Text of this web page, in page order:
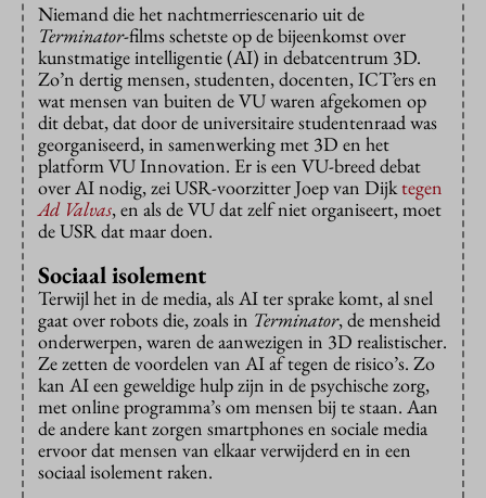
Niemand die het nachtmerriescenario uit de
Terminator-films schetste op de bijeenkomst over
kunstmatige intelligentie (AI) in debatcentrum 3D.
Zo’n dertig mensen, studenten, docenten, ICT’ers en
wat mensen van buiten de VU waren afgekomen op
dit debat, dat door de universitaire studentenraad was
georganiseerd, in samenwerking met 3D en het
platform VU Innovation. Er is een VU-breed debat
over AI nodig, zei USR-voorzitter Joep van Dijktegen
Ad Valvas, en als de VU dat zelf niet organiseert, moet
de USR dat maar doen.
Sociaal isolement
Terwijl het in de media, als AI ter sprake komt, al snel
gaat over robots die, zoals in Terminator, de mensheid
onderwerpen, waren de aanwezigen in 3D realistischer.
Ze zetten de voordelen van AI af tegen de risico’s. Zo
kan AI een geweldige hulp zijn in de psychische zorg,
met online programma’s om mensen bij te staan. Aan
de andere kant zorgen smartphones en sociale media
ervoor dat mensen van elkaar verwijderd en in een
sociaal isolement raken.